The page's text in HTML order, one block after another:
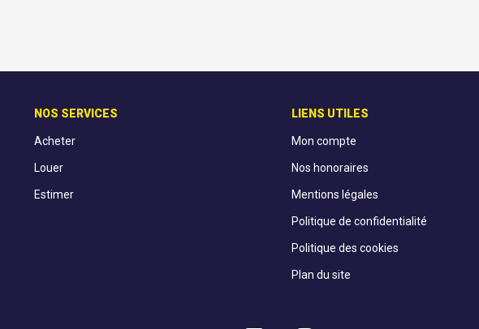
NOS SERVICES
Acheter
Louer
Estimer
LIENS UTILES
Mon compte
Nos honoraires
Mentions légales
Politique de confidentialité
Politique des cookies
Plan du site